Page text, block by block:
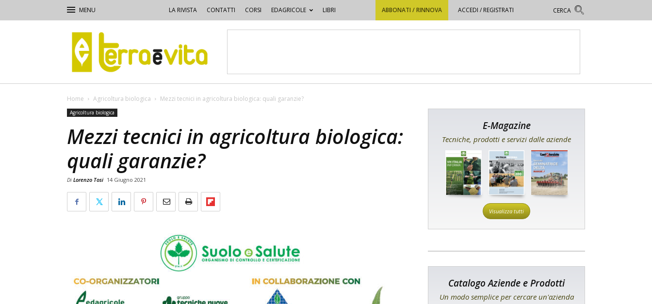
LA RIVISTA CONTATTI CORSI EDAGRICOLE LIBRI ABBONATI / RINNOVA ACCEDI / REGISTRATI
Terra
e
Vita
Home Agricoltura biologica Mezzi tecnici in agricoltura biologica: quali garanzie?
Agricoltura biologica
Mezzi tecnici in agricoltura biologica:
quali garanzie?
Di Lorenzo Tosi 14 Giugno 2021
E-Magazine
Tecniche, prodotti e servizi dalle aziende
Visualizza tutti
Catalogo Aziende e Prodotti
Un modo semplice per cercare un'azienda